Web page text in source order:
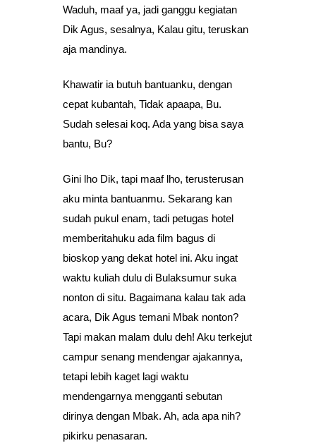
Waduh, maaf ya, jadi ganggu kegiatan
Dik Agus, sesalnya, Kalau gitu, teruskan
aja mandinya.
Khawatir ia butuh bantuanku, dengan
cepat kubantah, Tidak apaapa, Bu.
Sudah selesai koq. Ada yang bisa saya
bantu, Bu?
Gini lho Dik, tapi maaf lho, terusterusan
aku minta bantuanmu. Sekarang kan
sudah pukul enam, tadi petugas hotel
memberitahuku ada film bagus di
bioskop yang dekat hotel ini. Aku ingat
waktu kuliah dulu di Bulaksumur suka
nonton di situ. Bagaimana kalau tak ada
acara, Dik Agus temani Mbak nonton?
Tapi makan malam dulu deh! Aku terkejut
campur senang mendengar ajakannya,
tetapi lebih kaget lagi waktu
mendengarnya mengganti sebutan
dirinya dengan Mbak. Ah, ada apa nih?
pikirku penasaran.